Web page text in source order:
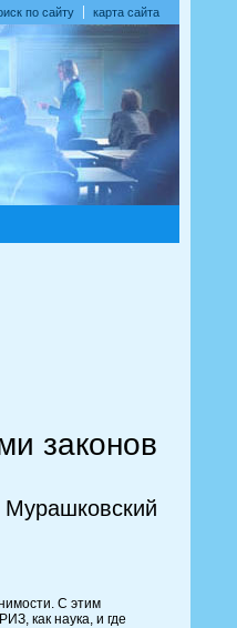
по сайту карта сайта
законов
С этим
как наука, и где